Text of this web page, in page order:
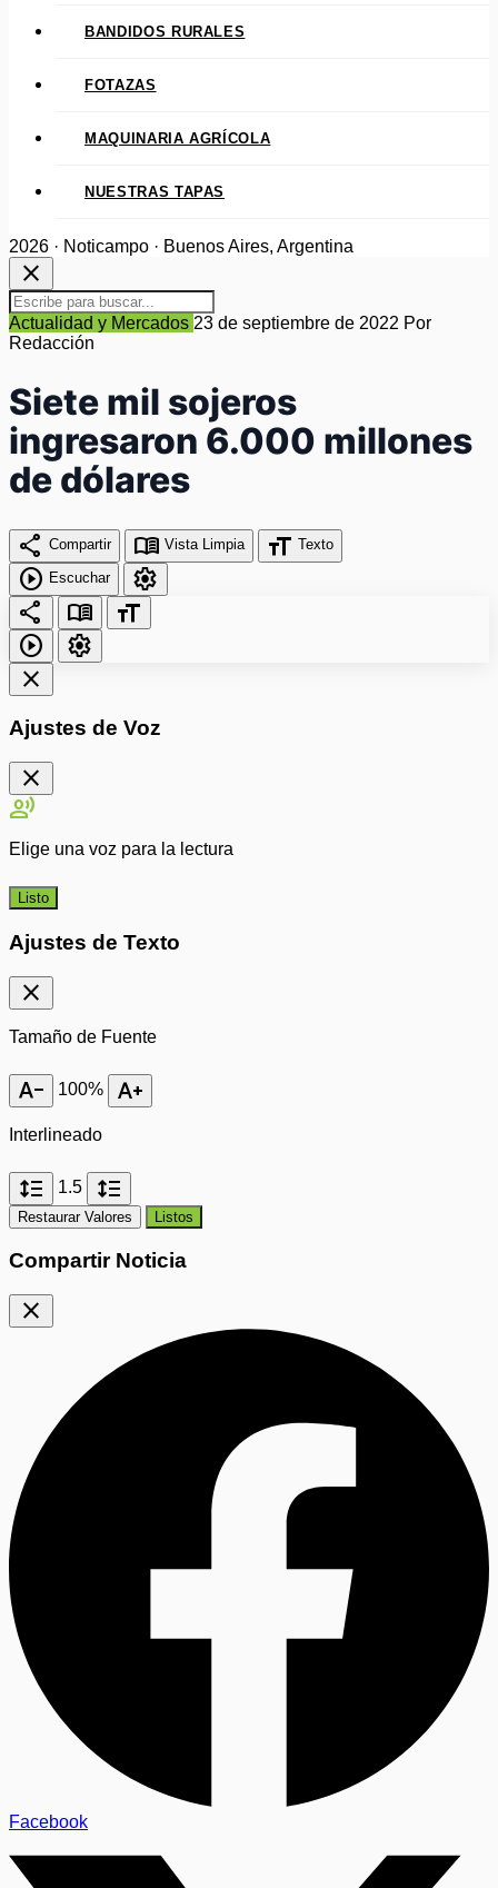
BANDIDOS RURALES
FOTAZAS
MAQUINARIA AGRÍCOLA
NUESTRAS TAPAS
2026 · Noticampo · Buenos Aires, Argentina
close
Actualidad y Mercados 23 de septiembre de 2022 Por
Redacción
Siete mil sojeros
ingresaron 6.000 millones
de dólares
share Compartir menu_book Vista Limpia format_size Texto
play_circle Escuchar
settings
share
menu_book
format_size
play_circle
settings
close
Ajustes de Voz
close
record_voice_over
Elige una voz para la lectura
Listo
Ajustes de Texto
close
Tamaño de Fuente
text_decrease 100% text_increase
Interlineado
format_line_spacing 1.5 format_line_spacing
Restaurar Valores Listos
Compartir Noticia
close
Facebook